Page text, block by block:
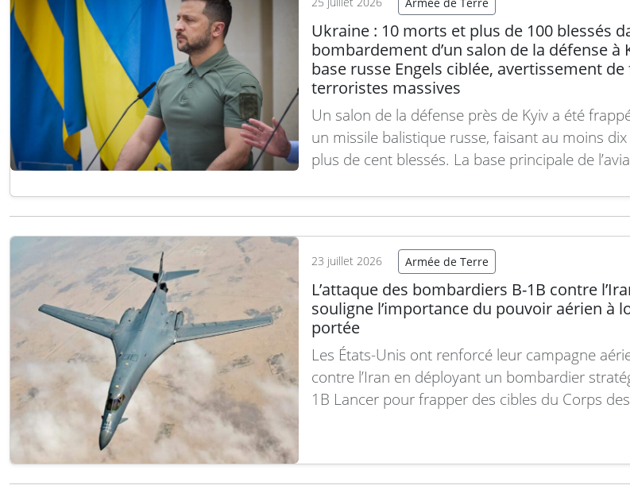
Armée de Terre
Ukraine : 10 morts et plus de 100 blessés
bombardement d’un salon de la défense à
base russe Engels ciblée, avertissement
terroristes massives
Un salon de la défense près de Kyiv a été
un missile balistique russe, faisant au moins
plus de cent blessés. La base principale de
nouveau été bombardée cette nuit, tout
23 juillet 2026 Armée de Terre
L’attaque des bombardiers B-1B contre
souligne l’importance du pouvoir aérien à
portée
Les États-Unis ont renforcé leur campagne
contre l’Iran en déployant un bombardier
1B Lancer pour frapper des cibles du Corps des
conventionnelle les plus puissantes dans ce
opération met en lumière la capacité…Lire la